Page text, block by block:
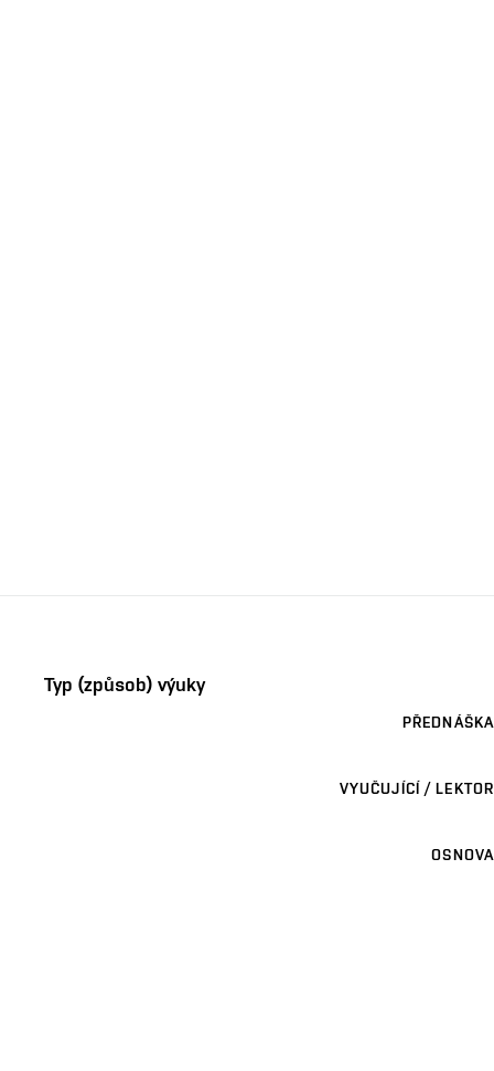
Typ (způsob) výuky
PŘEDNÁŠKA
VYUČUJÍCÍ / LEKTOR
OSNOVA